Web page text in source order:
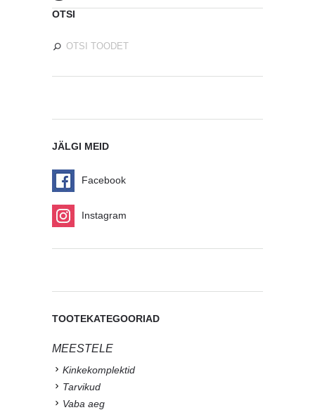
OTSI
JÄLGI MEID
Facebook
Instagram
TOOTEKATEGOORIAD
MEESTELE
Kinkekomplektid
Tarvikud
Vaba aeg